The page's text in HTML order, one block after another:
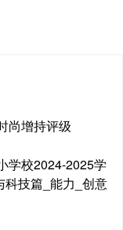
尚增持评级
学校2024-2025学
技篇_能力_创意